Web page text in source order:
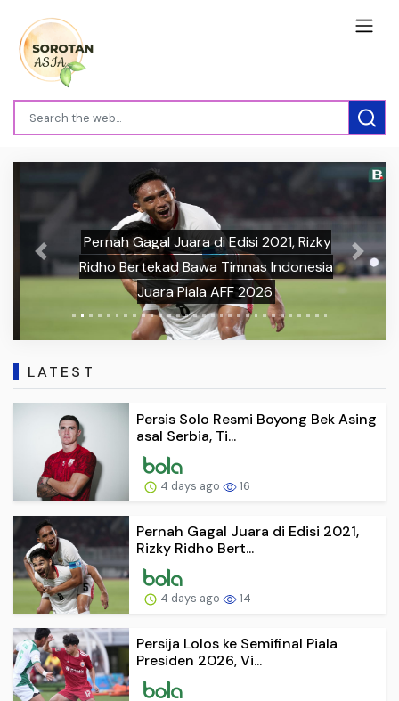
Pernah Gagal Juara di Edisi 2021, Rizky
Ridho Bertekad Bawa Timnas Indonesia
Juara Piala AFF 2026
Previous Next
LATEST
Persis Solo Resmi Boyong Bek Asing
asal Serbia, Ti...
4 days ago 16
Pernah Gagal Juara di Edisi 2021,
Rizky Ridho Bert...
4 days ago 14
Persija Lolos ke Semifinal Piala
Presiden 2026, Vi...